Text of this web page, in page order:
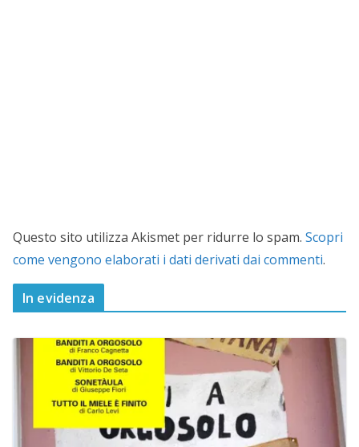
Questo sito utilizza Akismet per ridurre lo spam. Scopri
come vengono elaborati i dati derivati dai commenti.
In evidenza